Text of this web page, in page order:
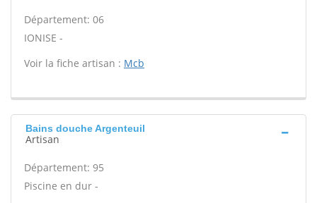
Département: 06
IONISE -
Voir la fiche artisan : Mcb
Bains douche Argenteuil
Artisan
Département: 95
Piscine en dur -